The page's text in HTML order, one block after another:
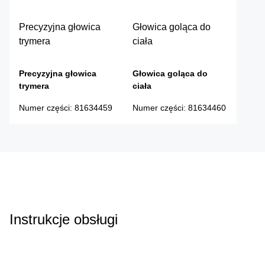
Precyzyjna głowica
trymera
Precyzyjna głowica
trymera
Numer części: 81634459
Głowica goląca do
ciała
Głowica goląca do
ciała
Numer części: 81634460
Instrukcje obsługi